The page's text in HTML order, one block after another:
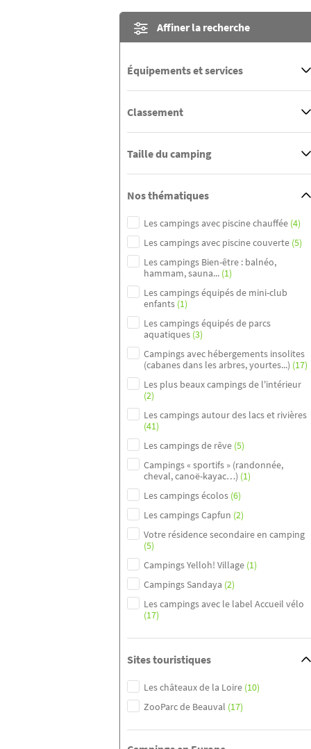
Affiner la recherche
Équipements et services
Classement
Taille du camping
Nos thématiques
Les campings avec piscine chauffée (4)
Les campings avec piscine couverte (5)
Les campings Bien-être : balnéo,
hammam, sauna... (1)
Les campings équipés de mini-club
enfants (1)
Les campings équipés de parcs
aquatiques (3)
Campings avec hébergements insolites
(cabanes dans les arbres, yourtes...) (17)
Les plus beaux campings de l'intérieur
(2)
Les campings autour des lacs et rivières
(41)
Les campings de rêve (5)
Campings « sportifs » (randonnée,
cheval, canoë-kayac…) (1)
Les campings écolos (6)
Les campings Capfun (2)
Votre résidence secondaire en camping
(5)
Campings Yelloh! Village (1)
Campings Sandaya (2)
Les campings avec le label Accueil vélo
(17)
Sites touristiques
Les châteaux de la Loire (10)
ZooParc de Beauval (17)